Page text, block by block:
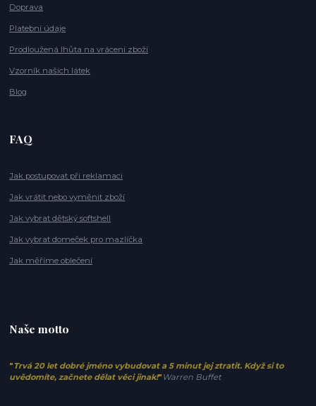
Doprava
Platební údaje
Prodloužená lhůta na vrácení zboží
Vzorník našich látek
Blog
FAQ
Jak postupovat při reklamaci
Jak vrátit nebo vyměnit zboží
Jak vybrat dětský softshell
Jak vybrat domeček pro mazlíčka
Jak měříme oblečení
Naše motto
" Trvá 20 let dobré jméno vybudovat a 5 minut jej ztratit. Když si to
uvědomíte, začnete dělat věci jinak!" Warren Buffet